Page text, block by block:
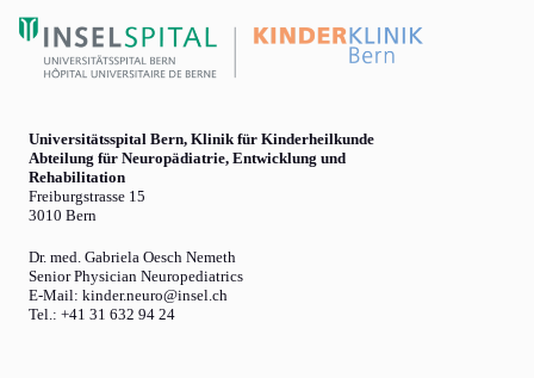
Universitätsspital Bern, Klinik für Kinderheilkunde
Abteilung für Neuropädiatrie, Entwicklung und
Rehabilitation
Freiburgstrasse 15
3010 Bern
Dr. med. Gabriela Oesch Nemeth
Senior Physician Neuropediatrics
E-Mail: kinder.neuro@insel.ch
Tel.: +41 31 632 94 24